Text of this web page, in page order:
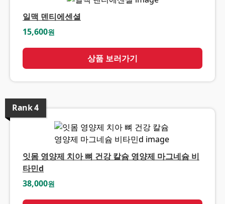
일맥 덴티에센셜
15,600원
상품 보러가기
Rank4
잇몸 영양제 치아 뼈 건강 칼슘 영양제 마그네슘 비
타민d
38,000원